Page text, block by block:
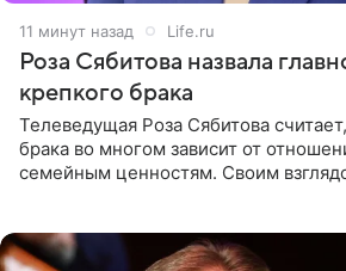
12 минут назад Life.ru
Роза Сябитова назвала
крепкого брака
Телеведущая Роза Сябитова
брака во многом зависит от
семейным ценностям. Своим